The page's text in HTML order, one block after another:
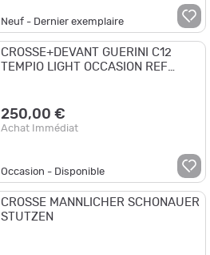
Neuf - Dernier exemplaire
CROSSE+DEVANT GUERINI C12
TEMPIO LIGHT OCCASION REF
250,00 €
Achat Immédiat
Occasion - Disponible
CROSSE MANNLICHER SCHONAUER
STUTZEN